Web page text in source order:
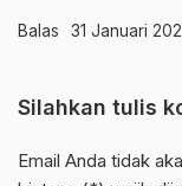
Balas 31 Januari
Silahkan tulis
Email Anda tidak